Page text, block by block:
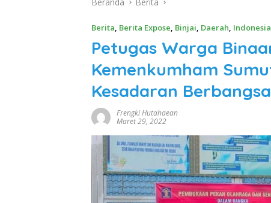
Berita, Berita Expose, Binjai, Daerah, Indonesia
Petugas Warga
Kemenkumham
Kesadaran
Frengki Hutahaean
Maret 29, 2022